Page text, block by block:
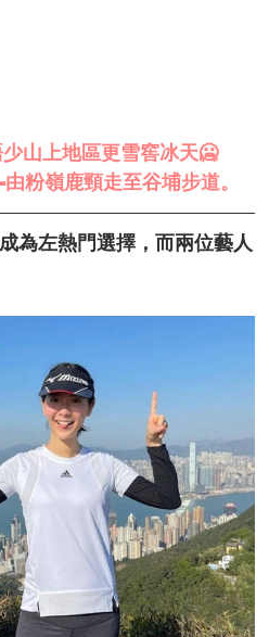
山上地區更雪窖冰天🥶
粉嶺鹿頸走至谷埔步道。
為左熱門選擇，而兩位藝人